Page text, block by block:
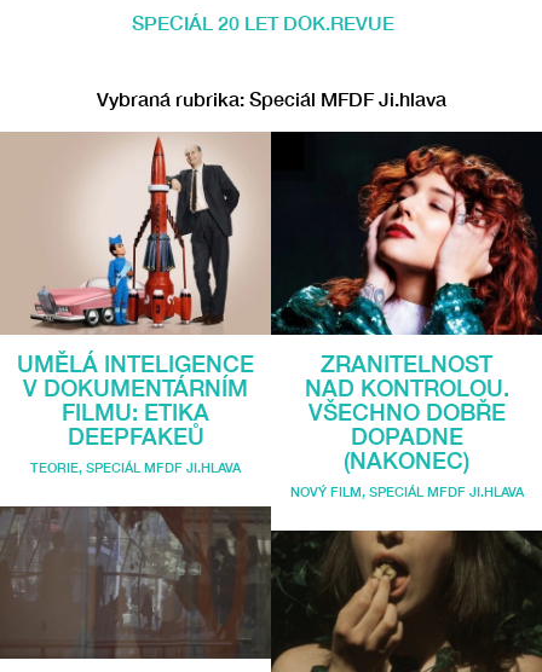
SPECIÁL 20 LET DOK.REVUE
Vybraná rubrika: Speciál MFDF Ji.hlava
UMĚLÁ INTELIGENCE
V DOKUMENTÁRNÍM
FILMU: ETIKA
DEEPFAKEŮ
TEORIE, SPECIÁL MFDF JI.HLAVA
ZRANITELNOST
NAD KONTROLOU.
VŠECHNO DOBŘE
DOPADNE
(NAKONEC)
NOVÝ FILM, SPECIÁL MFDF JI.HLAVA